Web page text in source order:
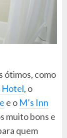
ótimos, como
Hotel, o
e o M’s Inn
muito bons e
quem